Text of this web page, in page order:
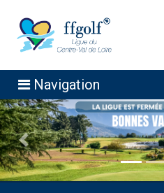
Navigation
Précédent